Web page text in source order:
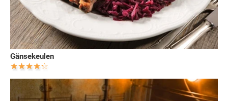
Gänsekeulen